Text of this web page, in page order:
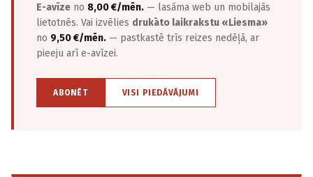
E-avīze no 8,00 €/mēn. — lasāma web un mobilajās
lietotnēs. Vai izvēlies drukāto laikrakstu «Liesma»
no 9,50 €/mēn. — pastkastē trīs reizes nedēļā, ar
pieeju arī e-avīzei.
ABONĒT VISI PIEDĀVĀJUMI